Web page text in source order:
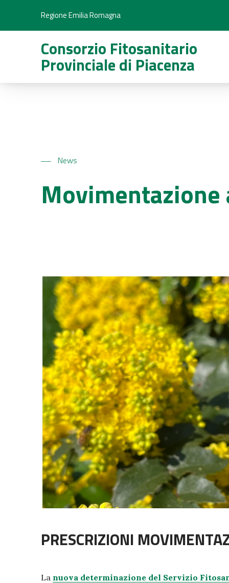
Regione Emilia Romagna
Consorzio Fitosanitario
Provinciale di Piacenza
News
PRESCRIZIONI
La nuova determinazione del Servizio